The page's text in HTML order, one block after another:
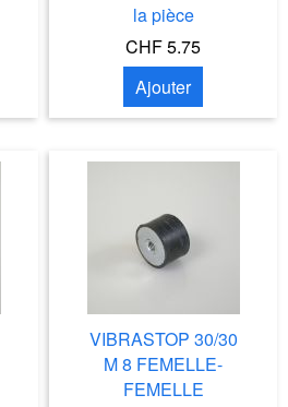
la pièce
CHF 5.75
Ajouter
VIBRASTOP 30/30
M 8 FEMELLE-
FEMELLE